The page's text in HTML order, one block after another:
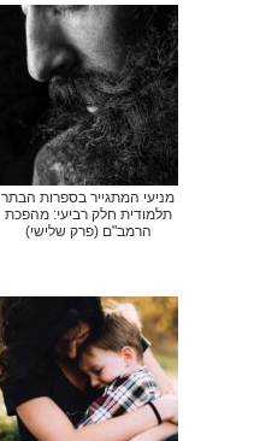
מניעי המתגייר בספרות הבתר
תלמודית חלק רביעי: מהפכת
הרמב"ם (פרק שלישי)